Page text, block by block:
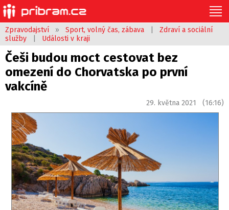
Zpravodajství » Sport, volný čas, zábava
Zdraví a sociální
služby
Události v kraji
Češi budou moct cestovat bez
omezení do Chorvatska po první
vakcíně
29. května 2021 (16:16)